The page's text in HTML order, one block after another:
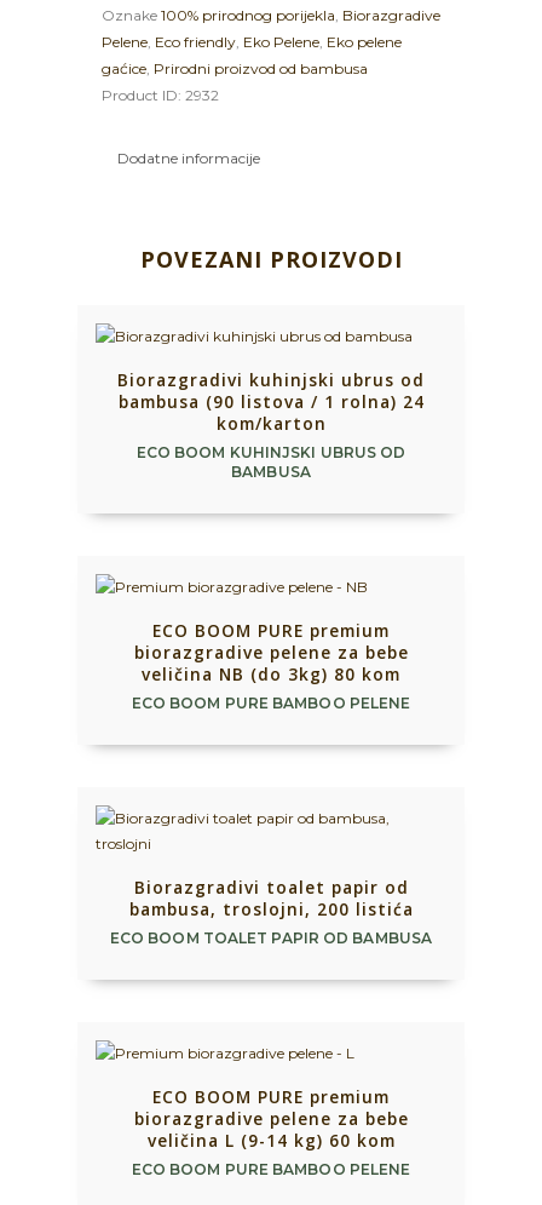
Oznake 100% prirodnog porijekla, Biorazgradive
Pelene, Eco friendly, Eko Pelene, Eko pelene
gaćice, Prirodni proizvod od bambusa
Product ID: 2932
Dodatne informacije
POVEZANI PROIZVODI
Biorazgradivi kuhinjski ubrus od
bambusa (90 listova / 1 rolna) 24
kom/karton
ECO BOOM KUHINJSKI UBRUS OD
BAMBUSA
ECO BOOM PURE premium
biorazgradive pelene za bebe
veličina NB (do 3kg) 80 kom
ECO BOOM PURE BAMBOO PELENE
Biorazgradivi toalet papir od
bambusa, troslojni, 200 listića
ECO BOOM TOALET PAPIR OD BAMBUSA
ECO BOOM PURE premium
biorazgradive pelene za bebe
veličina L (9-14 kg) 60 kom
ECO BOOM PURE BAMBOO PELENE